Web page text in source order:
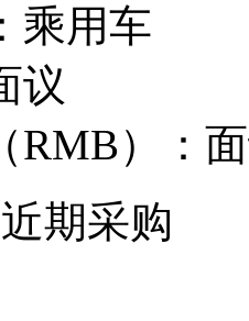
乘用车
议
RMB）：
近期采购